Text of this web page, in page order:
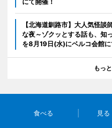
【北海道釧路市】大人気怪談
な夜～ゾクッとする話も、知
を8月19日(水)にベルコ会館に
もっ
食べる 見る